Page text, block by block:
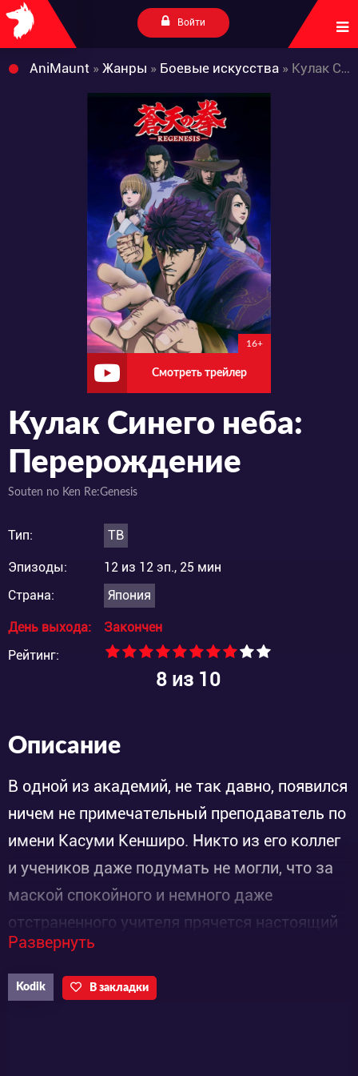
Войти
AniMaunt » Жанры » Боевые искусства » Кулак Синего неба: Перерождение
16+
Смотреть трейлер
Кулак Синего неба:
Перерождение
Souten no Ken Re:Genesis
Тип: ТВ
Эпизоды:
12 из 12 эп., 25 мин
Страна:
Япония
День выхода:
Закончен
Рейтинг:
8из 10
Описание
В одной из академий, не так давно, появился
ничем не примечательный преподаватель по
имени Касуми Кенширо. Никто из его коллег
и учеников даже подумать не могли, что за
маской спокойного и немного даже
отстраненного учителя прячется настоящий
боец, за плечами которого осталось
достаточно бравых подвигов. В узких кругах
он известен так же как Ян Вонг, или сам
Развернуть
Kodik В закладки